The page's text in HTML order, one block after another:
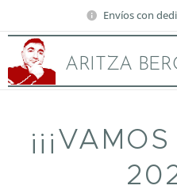
Envíos con
ARITZA